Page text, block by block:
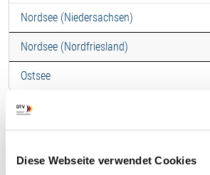
Diese Webseite verwendet Cookies
Nordsee (Niedersachsen)
Nordsee (Nordfriesland)
Ostsee
Ferienhaus - 14402